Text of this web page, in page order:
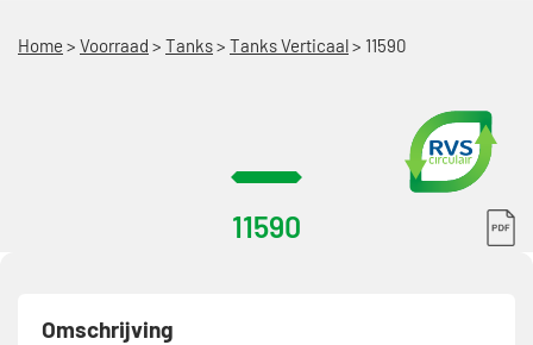
Home > Voorraad > Tanks> Tanks Verticaal> 11590
11590
Omschrijving